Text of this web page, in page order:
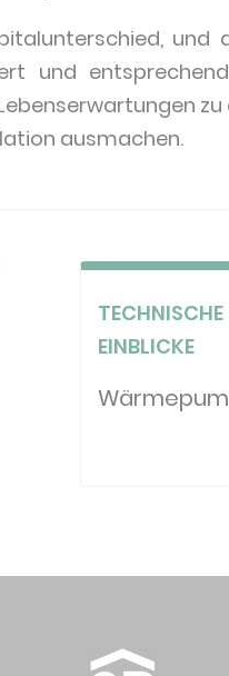
und
und
zu
ausmachen.
TECHNISCHE
EINBLICKE